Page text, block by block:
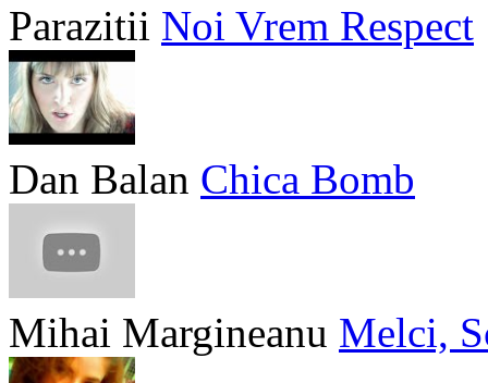
Parazitii Noi Vrem Respect
Dan Balan Chica Bomb
Mihai Margineanu Melci,